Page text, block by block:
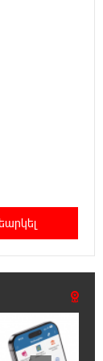
мощностью
среди
World